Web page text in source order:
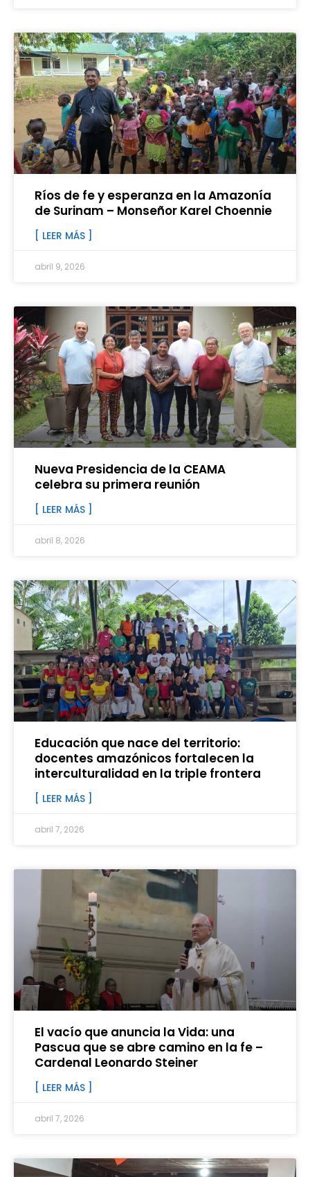
Ríos de fe y esperanza en la Amazonía
de Surinam – Monseñor Karel Choennie
[ LEER MÁS ]
abril 9, 2026
Nueva Presidencia de la CEAMA
celebra su primera reunión
[ LEER MÁS ]
abril 8, 2026
Educación que nace del territorio:
docentes amazónicos fortalecen la
interculturalidad en la triple frontera
[ LEER MÁS ]
abril 7, 2026
El vacío que anuncia la Vida: una
Pascua que se abre camino en la fe –
Cardenal Leonardo Steiner
[ LEER MÁS ]
abril 7, 2026